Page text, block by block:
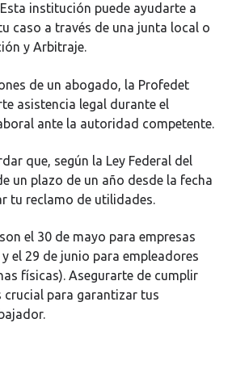
institución puede ayudarte a
caso a través de una junta local o
y Arbitraje.
de un abogado, la Profedet
asistencia legal durante el
ante la autoridad competente.
que, según la Ley Federal del
un plazo de un año desde la fecha
tu reclamo de utilidades.
el 30 de mayo para empresas
el 29 de junio para empleadores
físicas). Asegurarte de cumplir
crucial para garantizar tus